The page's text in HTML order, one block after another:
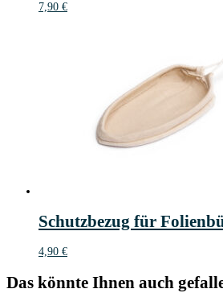
7,90 €
Schutzbezug für
4,90 €
Das könnte Ihnen auch